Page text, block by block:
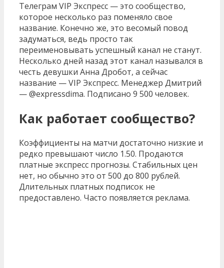
Телеграм VIP Экспресс — это сообщество,
которое несколько раз поменяло свое
название. Конечно же, это весомый повод
задуматься, ведь просто так
переименовывать успешный канал не станут.
Несколько дней назад этот канал назывался в
честь девушки Анна Дробот, а сейчас
название — VIP Экспресс. Менеджер Дмитрий
— @expressdima. Подписано 9 500 человек.
Как работает сообщество?
Коэффициенты на матчи достаточно низкие и
редко превышают число 1.50. Продаются
платные экспресс прогнозы. Стабильных цен
нет, но обычно это от 500 до 800 рублей.
Длительных платных подписок не
предоставлено. Часто появляется реклама.